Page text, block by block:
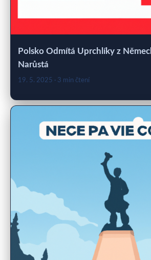
Polsko Odmítá Uprchlíky z
Narůstá
19. 5. 2025 · 3 min čtení